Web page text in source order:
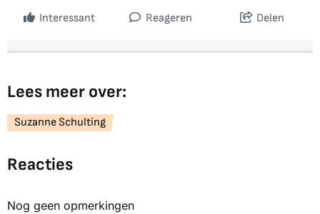
Interessant Reageren Delen
Lees meer over:
Suzanne Schulting
Reacties
Nog geen opmerkingen